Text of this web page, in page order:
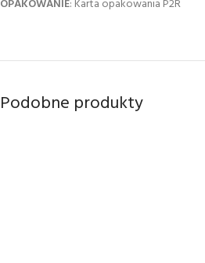
OPAKOWANIE: Karta opakowania P2R
Podobne produkty